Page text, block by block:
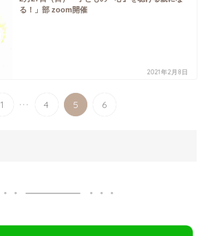
る！」部 zoom開催
2021年2月8日
1 ... 4 5 6